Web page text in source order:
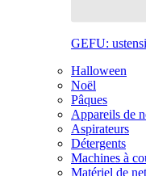
GEFU:
Halloween
Noël
Pâques
Appareils de
Aspirateurs
Détergents
Machines à
Matériel de